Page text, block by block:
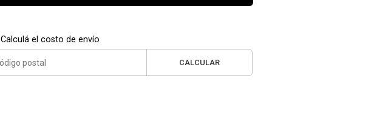
Calculá el costo de envío
CALCULAR